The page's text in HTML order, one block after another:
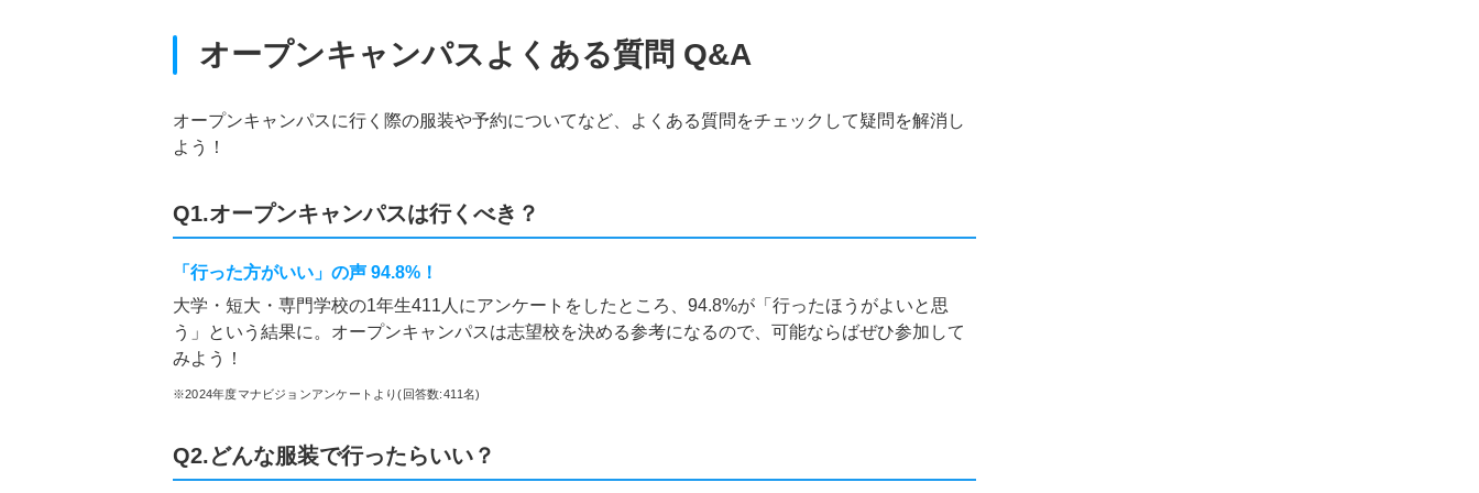
オープンキャンパスよくある質問 Q&A
オープンキャンパスに行く際の服装や予約についてなど、よくある質問をチェックして疑問を解消し
よう！
Q1.オープンキャンパスは行くべき？
「行った方がいい」の声 94.8%！
大学・短大・専門学校の1年生411人にアンケートをしたところ、94.8%が「行ったほうがよいと思
う」という結果に。オープンキャンパスは志望校を決める参考になるので、可能ならばぜひ参加して
みよう！
※2024年度マナビジョンアンケートより(回答数:411名)
Q2.どんな服装で行ったらいい？